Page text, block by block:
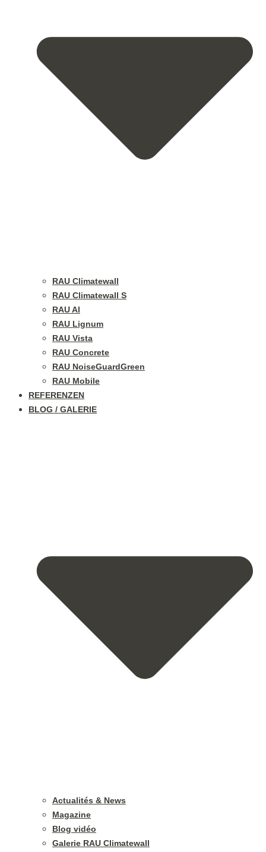
RAU Climatewall
RAU Climatewall S
RAU Al
RAU Lignum
RAU Vista
RAU Concrete
RAU NoiseGuardGreen
RAU Mobile
REFERENZEN
BLOG / GALERIE
Actualités & News
Magazine
Blog vidéo
Galerie RAU Climatewall